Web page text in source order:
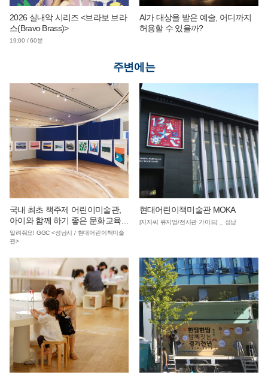
2026 실내악 시리즈 <브라보 브라
스(Bravo Brass)>
19:00 / 60분
AI가 대상을 받은 예술, 어디까지
허용할 수 있을까?
주변에는
국내 최초 책주제 어린이미술관,
아이와 함께 하기 좋은 문화교육
공간 ‘현대어린이책미술관'
알려줘요! GGC <성남시 / 현대어린이책미술
관>
현대어린이책미술관 MOKA
[지지씨 뮤지엄/전시관 가이드] _ 성남